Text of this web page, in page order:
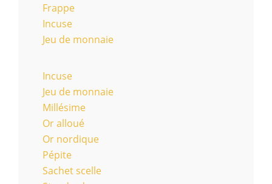
Frappe
Incuse
Jeu de monnaie
Incuse
Jeu de monnaie
Millésime
Or alloué
Or nordique
Pépite
Sachet scelle